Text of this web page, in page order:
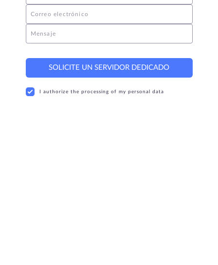
Correo electrónico
Mensaje
SOLICITE UN SERVIDOR DEDICADO
I authorize the processing of my personal data